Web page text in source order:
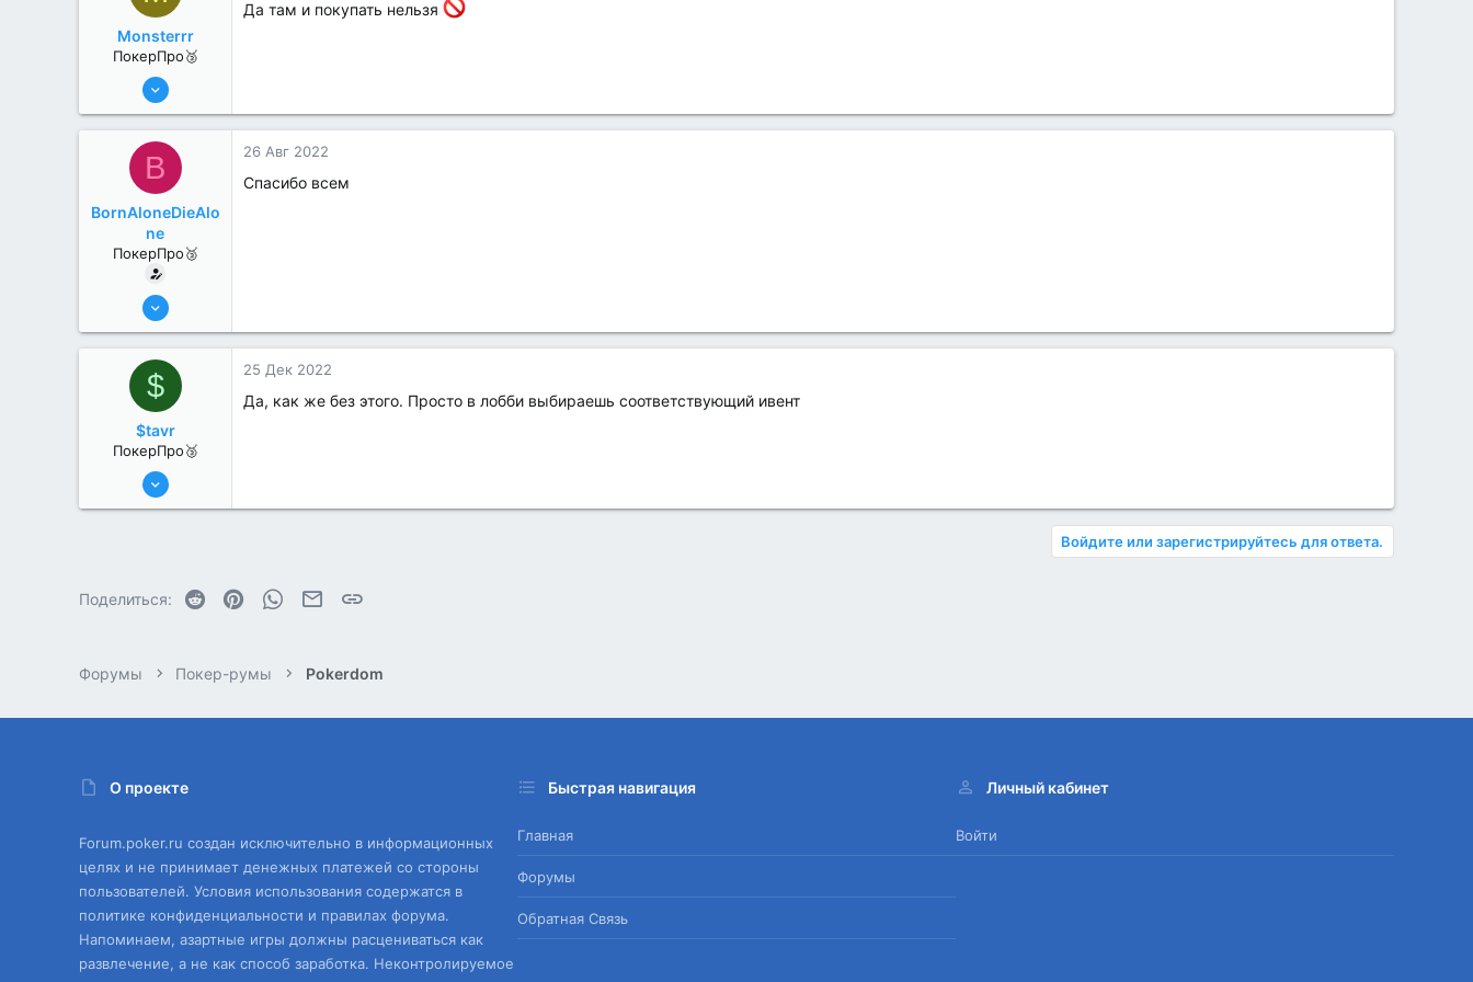
Monsterrr
ПокерПро🥉
17 Авг 2022
0
Да там и покупать нельзя
B
BornAloneDieAlo
ne
ПокерПро🥉
17 Авг 2022
0
26 Авг 2022
Спасибо всем
$
$tavr
ПокерПро🥉
6 Июн 2022
25 Дек 2022
Да, как же без этого. Просто в лобби выбираешь соответствующий ивент
Войдите или зарегистрируйтесь для ответа.
Поделиться: Reddit PinterestWhatsAppЭлектронная почта
Форумы Покер-румы Pokerdom
О проекте
Forum.poker.ru создан исключительно в информационных
целях и не принимает денежных платежей со стороны
пользователей. Условия использования содержатся в
политике конфиденциальности и правилах форума.
Напоминаем, азартные игры должны расцениваться как
развлечение, а не как способ заработка. Неконтролируемое
Быстрая навигация
Главная
Форумы
Обратная Связь
Личный кабинет
Войти